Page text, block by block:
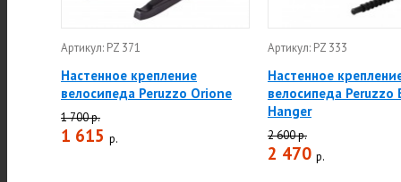
Артикул: PZ 371
Настенное крепление
велосипеда Peruzzo Orione
1 700 р.
1 615 р.
Артикул: PZ 333
Настенное
велосипеда Peruzzo
Hanger
2 600 р.
2 470 р.